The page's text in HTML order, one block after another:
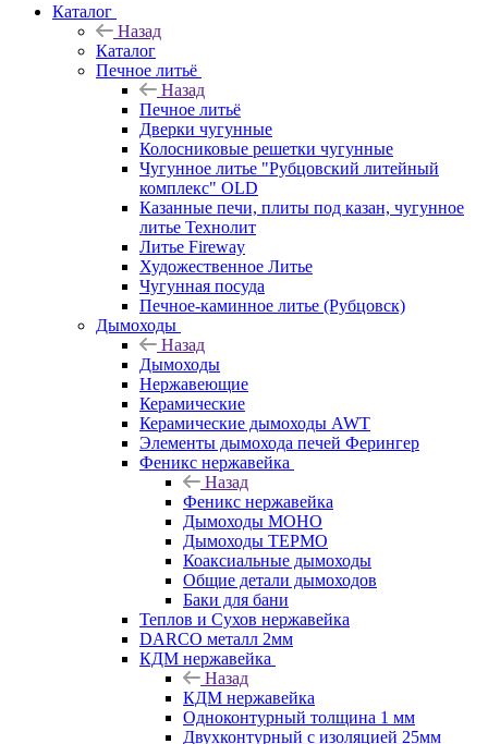
Каталог
Назад
Каталог
Печное литьё
Назад
Печное литьё
Дверки чугунные
Колосниковые решетки чугунные
Чугунное литье "Рубцовский литейный
комплекс" OLD
Казанные печи, плиты под казан, чугунное
литье Технолит
Литье Fireway
Художественное Литье
Чугунная посуда
Печное-каминное литье (Рубцовск)
Дымоходы
Назад
Дымоходы
Нержавеющие
Керамические
Керамические дымоходы AWT
Элементы дымохода печей Ферингер
Феникс нержавейка
Назад
Феникс нержавейка
Дымоходы МОНО
Дымоходы ТЕРМО
Коаксиальные дымоходы
Общие детали дымоходов
Баки для бани
Теплов и Сухов нержавейка
DARCO металл 2мм
КДМ нержавейка
Назад
КДМ нержавейка
Одноконтурный толщина 1 мм
Двухконтурный с изоляцией 25мм